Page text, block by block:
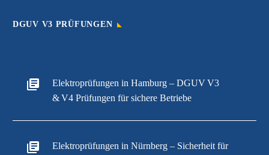
DGUV V3 PRÜFUNGEN
Elektroprüfungen in Hamburg – DGUV V3
& V4 Prüfungen für sichere Betriebe
Elektroprüfungen in Nürnberg – Sicherheit für